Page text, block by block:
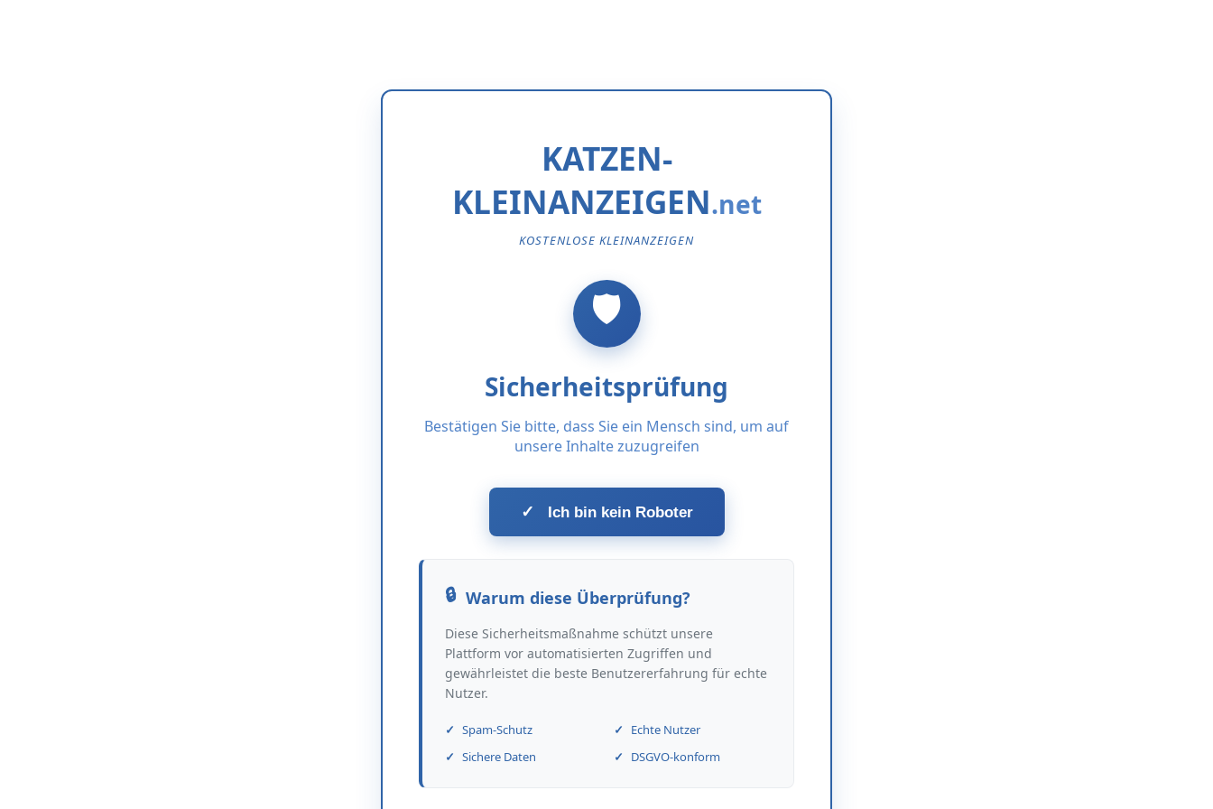
KATZEN-
KLEINANZEIGEN
KOSTENLOSE KLEINANZEIGEN
Sicherheitsprüfung
Bestätigen Sie bitte, dass Sie ein Mensch sind, um auf
unsere Inhalte zuzugreifen
✓ Ich bin kein Roboter
Warum diese Überprüfung?
Diese Sicherheitsmaßnahme schützt unsere
Plattform vor automatisierten Zugriffen und
gewährleistet die beste Benutzererfahrung für echte
Nutzer.
Spam-Schutz
Echte Nutzer
Sichere Daten
DSGVO-konform